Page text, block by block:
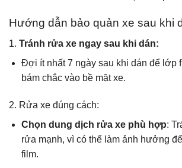
Hướng dẫn bảo quản xe sau khi
1. Tránh rửa xe ngay sau khi dán:
Đợi ít nhất 7 ngày sau khi dán để lớp
bám chắc vào bề mặt xe.
2. Rửa xe đúng cách:
Chọn dung dịch rửa xe phù hợp:
rửa mạnh, vì có thể làm ảnh hưởng
film.